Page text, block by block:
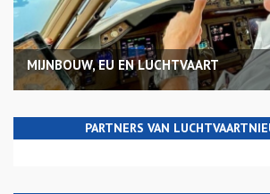
MIJNBOUW, EU EN LUCHTVAART
PARTNERS VAN